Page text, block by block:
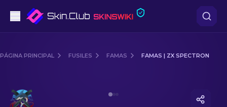
Fusiles
PÁGINA PRINCIPAL FUSILES FAMAS FAMAS | ZX SPECTRON